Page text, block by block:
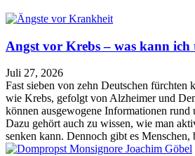
Angst vor Krebs – was kann ich
Juli 27, 2026
Fast sieben von zehn Deutschen fürchten
wie Krebs, gefolgt von Alzheimer und
können ausgewogene Informationen
Dazu gehört auch zu wissen, wie man
senken kann. Dennoch gibt es